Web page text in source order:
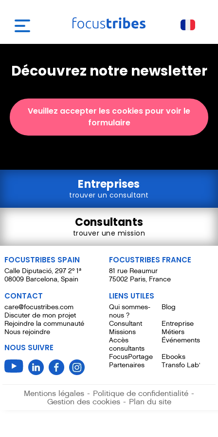
Découvrez notre newsletter
Veuillez accepter les cookies pour voir le
formulaire
Entreprises
trouver un consultant
Consultants
trouver une mission
FOCUSTRIBES SPAIN
Calle Diputació, 297 2º 1ª
08009 Barcelona, Spain
FOCUSTRIBES FRANCE
81 rue Reaumur
75002 Paris, France
CONTACT
care@focustribes.com
Discuter de mon projet
Rejoindre la communauté
Nous rejoindre
LIENS UTILES
Qui sommes-
nous ?
Blog
Consultant
Entreprise
Missions
Métiers
Accès
consultants
Événements
FocusPortage
Ebooks
Partenaires
Transfo Lab'
NOUS SUIVRE
Mentions légales - Politique de confidentialité -
Gestion des cookies - Plan du site